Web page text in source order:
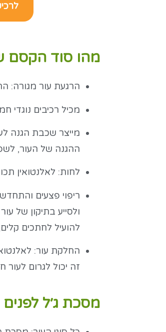
מהו סוד הקסם
הרגעת עור מגורה:
מכיל רכיבים נוגדי
מייצר שכבת הגנה
ההגנה של העור,
לחות: לאלנטואין
ריפוי פצעים
ולסייע בתיקון של
להועיל לחתכים
החלקת עור:
זה יכול לגרום לעור
מסכת ג׳ל